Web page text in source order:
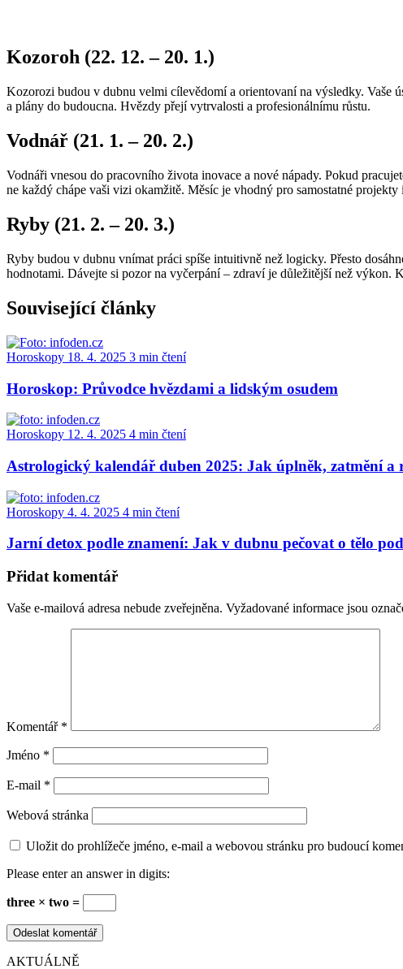
Kozoroh (22. 12. – 20. 1.)
Kozorozi budou v dubnu velmi cílevědomí a orientovaní na výsledky. Vaše
a plány do budoucna. Hvězdy přejí vytrvalosti a profesionálnímu růstu.
Vodnář (21. 1. – 20. 2.)
Vodnáři vnesou do pracovního života inovace a nové nápady. Pokud
ne každý chápe vaši vizi okamžitě. Měsíc je vhodný pro samostatné projekty
Ryby (21. 2. – 20. 3.)
Ryby budou v dubnu vnímat práci spíše intuitivně než logicky. Přesto
hodnotami. Dávejte si pozor na vyčerpání – zdraví je důležitější než výkon.
Související články
Horoskopy 18. 4. 2025 3 min čtení
Horoskop: Průvodce hvězdami a lidským osudem
Horoskopy 12. 4. 2025 4 min čtení
Astrologický kalendář duben 2025: Jak úplněk, zatmění
Horoskopy 4. 4. 2025 4 min čtení
Jarní detox podle znamení: Jak v dubnu pečovat o tělo
Přidat komentář
Vaše e-mailová adresa nebude zveřejněna. Vyžadované informace jsou
Komentář *
Jméno *
E-mail *
Webová stránka
Uložit do prohlížeče jméno, e-mail a webovou stránku pro budoucí
Please enter an answer in digits:
three × two =
AKTUÁLNĚ